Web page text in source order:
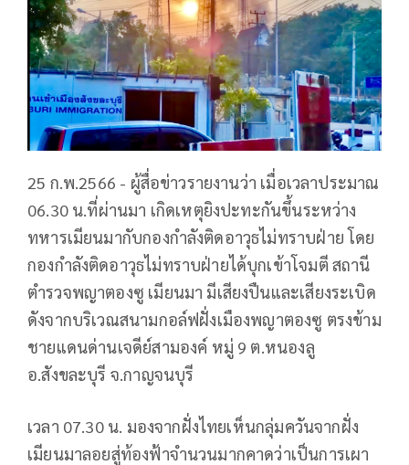
25 ก.พ.2566 - ผู้สื่อข่าวรายงานว่า เมื่อเวลาประมาณ
06.30 น.ที่ผ่านมา เกิดเหตุยิงปะทะกันขึ้นระหว่าง
ทหารเมียนมากับกองกำลังติดอาวุธไม่ทราบฝ่าย โดย
กองกำลังติดอาวุธไม่ทราบฝ่ายได้บุกเข้าโจมตี สถานี
ตำรวจพญาตองซู เมียนมา มีเสียงปืนและเสียงระเบิด
ดังจากบริเวณสนามกอล์ฟฝั่งเมืองพญาตองซู ตรงข้าม
ชายแดนด่านเจดีย์สามองค์ หมู่ 9 ต.หนองลู
อ.สังขละบุรี จ.กาญจนบุรี
เวลา 07.30 น. มองจากฝั่งไทยเห็นกลุ่มควันจากฝั่ง
เมียนมาลอยสู่ท้องฟ้าจำนวนมากคาดว่าเป็นการเผา